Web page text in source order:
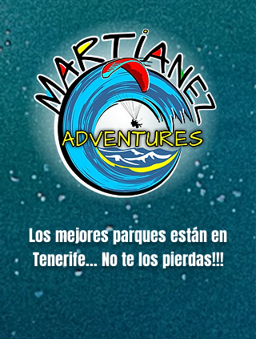
Los mejores parques están en
Tenerife... No te los pierdas!!!